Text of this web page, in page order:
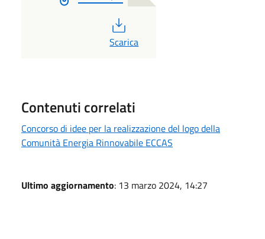
PDF
Scarica
Contenuti correlati
Concorso di idee per la realizzazione del logo della
Comunità Energia Rinnovabile ECCAS
Ultimo aggiornamento: 13 marzo 2024, 14:27